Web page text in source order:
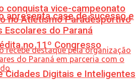
apresenta case de sucesso e
no 11º Congresso
Cidades Digitais e Inteligentes
conquista vice-campeonato
no Atletismo Paradesportivo
Escolares do Paraná